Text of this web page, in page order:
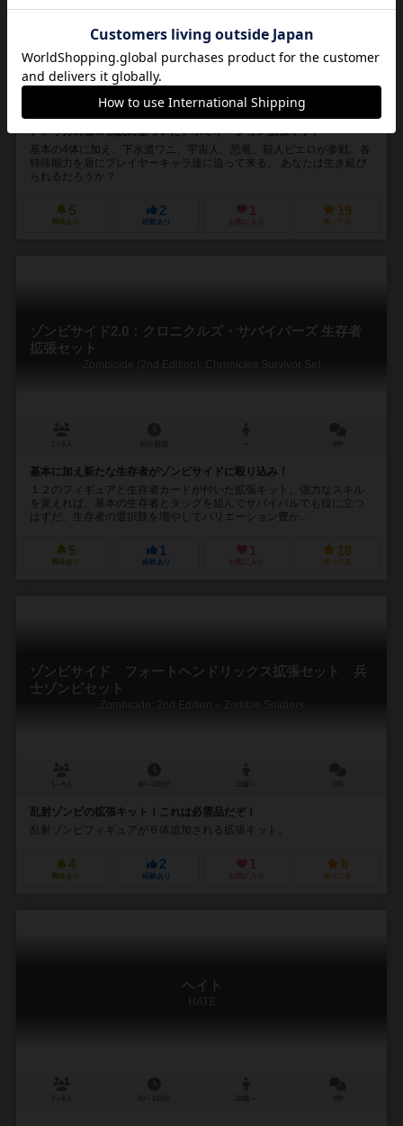
ト
60分前後 14歳～
アメリカの都市伝説に基づいたアボミネーション拡張キット
基本の4体に加え、下水道ワニ、宇宙人、恐竜、殺人ピエロが参戦。各
特殊能力を盾にプレイヤーキャラ達に迫って来る。 あなたは生き延び
られるだろうか？
5
興味あり
2
経験あり
1
お気に入り
19
持ってる
ゾンビサイド2.0：クロニクルズ・サバイバーズ 生存者
拡張セット
Zombicide (2nd Edition): Chronicles Survivor Set
基本に加え新たな生存者がゾンビサイドに殴り込み！
１２のフィギュアと生存者カードが付いた拡張キット。強力なスキル
を覚えれば、基本の生存者とタッグを組んでサバイバルでも役に立つ
はずだ。生存者の選択肢を増やしてバリエーション豊か...
5
興味あり
1
経験あり
1
お気に入り
18
持ってる
ゾンビサイド フォートヘンドリックス拡張セット 兵
士ゾンビセット
Zombicide: 2nd Edition – Zombie Soldiers
乱射ゾンビの拡張キット！これは必需品だぞ！
乱射ゾンビフィギュアが６体追加される拡張キット。
4
興味あり
2
経験あり
1
お気に入り
6
持ってる
ヘイト
HATE